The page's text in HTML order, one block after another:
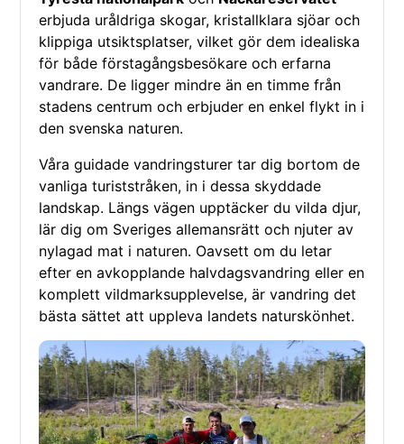
erbjuda uråldriga skogar, kristallklara sjöar och
klippiga utsiktsplatser, vilket gör dem idealiska
för både förstagångsbesökare och erfarna
vandrare. De ligger mindre än en timme från
stadens centrum och erbjuder en enkel flykt in i
den svenska naturen.
Våra guidade vandringsturer tar dig bortom de
vanliga turiststråken, in i dessa skyddade
landskap. Längs vägen upptäcker du vilda djur,
lär dig om Sveriges allemansrätt och njuter av
nylagad mat i naturen. Oavsett om du letar
efter en avkopplande halvdagsvandring eller en
komplett vildmarksupplevelse, är vandring det
bästa sättet att uppleva landets naturskönhet.